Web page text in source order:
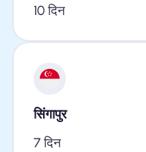
10 दिन
सिंगापुर
7 दिन